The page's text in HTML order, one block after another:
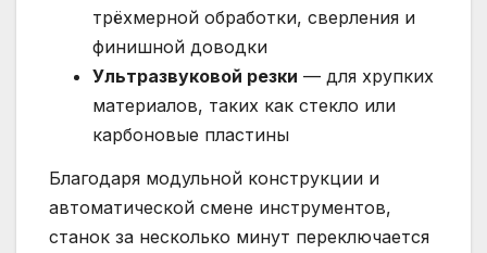
трёхмерной обработки, сверления и
финишной доводки
Ультразвуковой резки — для хрупких
материалов, таких как стекло или
карбоновые пластины
Благодаря модульной конструкции и
автоматической смене инструментов,
станок за несколько минут переключается